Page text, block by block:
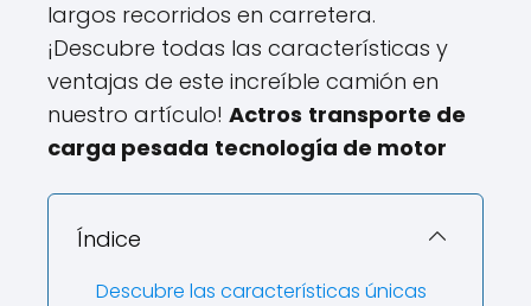
largos recorridos en carretera.
¡Descubre todas las características y
ventajas de este increíble camión en
nuestro artículo! Actros transporte de
carga pesada tecnología de motor
Índice
Descubre las características únicas